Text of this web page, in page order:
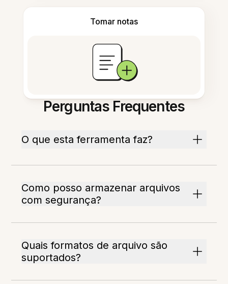
Tomar notas
Perguntas Frequentes
O que esta ferramenta faz?
Como posso armazenar arquivos
com segurança?
Quais formatos de arquivo são
suportados?